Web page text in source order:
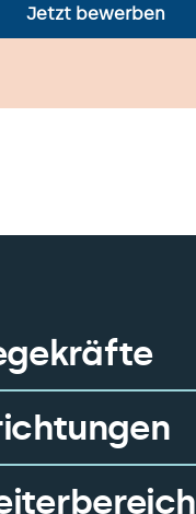
Jetzt bewerben